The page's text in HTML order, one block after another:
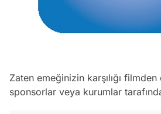
Zaten emeğinizin karşılığı
sponsorlar veya kurumlar